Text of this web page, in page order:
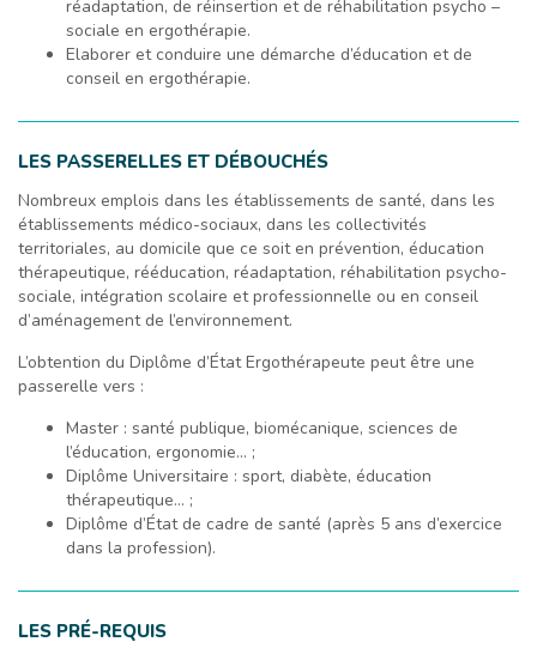
réadaptation, de réinsertion et de réhabilitation psycho –
sociale en ergothérapie.
Elaborer et conduire une démarche d’éducation et de
conseil en ergothérapie.
LES PASSERELLES ET DÉBOUCHÉS
Nombreux emplois dans les établissements de santé, dans les
établissements médico-sociaux, dans les collectivités
territoriales, au domicile que ce soit en prévention, éducation
thérapeutique, rééducation, réadaptation, réhabilitation psycho-
sociale, intégration scolaire et professionnelle ou en conseil
d’aménagement de l’environnement.
L’obtention du Diplôme d’État Ergothérapeute peut être une
passerelle vers :
Master : santé publique, biomécanique, sciences de
l’éducation, ergonomie… ;
Diplôme Universitaire : sport, diabète, éducation
thérapeutique… ;
Diplôme d’État de cadre de santé (après 5 ans d’exercice
dans la profession).
LES PRÉ-REQUIS